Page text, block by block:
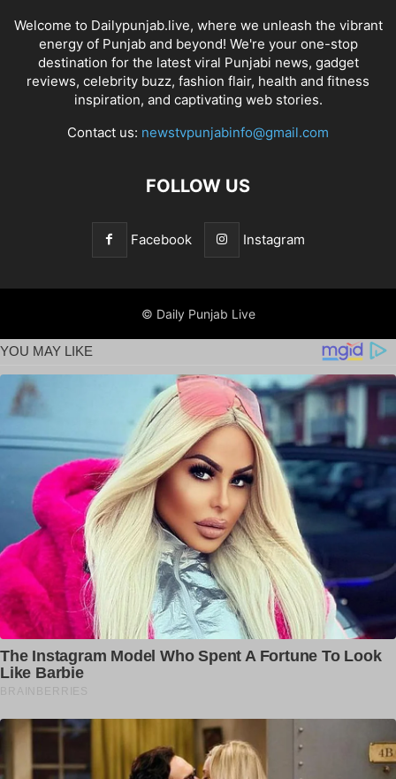
Welcome to Dailypunjab.live, where we unleash the vibrant
energy of Punjab and beyond! We're your one-stop
destination for the latest viral Punjabi news, gadget
reviews, celebrity buzz, fashion flair, health and fitness
inspiration, and captivating web stories.
Contact us: newstvpunjabinfo@gmail.com
FOLLOW US
Facebook Instagram
© Daily Punjab Live